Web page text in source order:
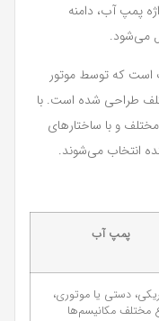
پمپ آب، دامنه
می‌شود.
است که توسط موتور
طراحی شده است. با
و با ساختارهای
انتخاب می‌شوند.
پمپ آب
دستی یا موتوری،
مختلف مکانیسم‌ها